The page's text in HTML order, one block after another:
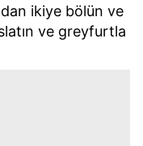
ikiye bölün ve
ve greyfurtla